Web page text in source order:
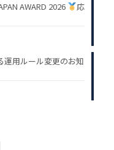
AWARD 2026
応
運用ルール変更のお知